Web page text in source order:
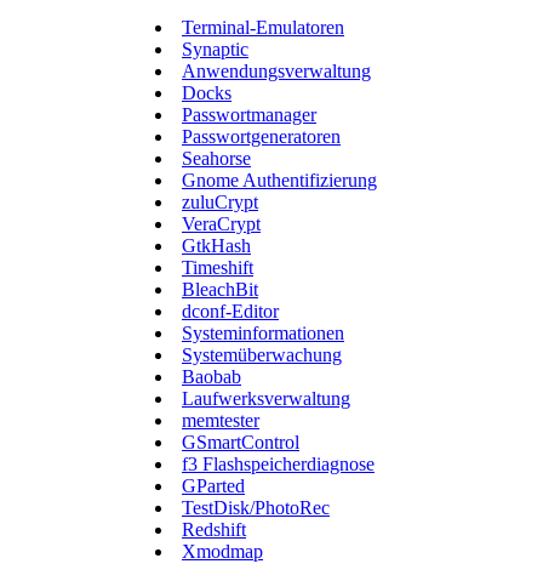
Terminal-Emulatoren
Synaptic
Anwendungsverwaltung
Docks
Passwortmanager
Passwortgeneratoren
Seahorse
Gnome Authentifizierung
zuluCrypt
VeraCrypt
GtkHash
Timeshift
BleachBit
dconf-Editor
Systeminformationen
Systemüberwachung
Baobab
Laufwerksverwaltung
memtester
GSmartControl
f3 Flashspeicherdiagnose
GParted
TestDisk/PhotoRec
Redshift
Xmodmap